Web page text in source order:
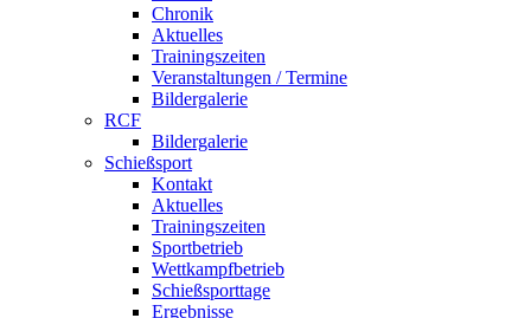
Chronik
Aktuelles
Trainingszeiten
Veranstaltungen / Termine
Bildergalerie
RCF
Bildergalerie
Schießsport
Kontakt
Aktuelles
Trainingszeiten
Sportbetrieb
Wettkampfbetrieb
Schießsporttage
Ergebnisse